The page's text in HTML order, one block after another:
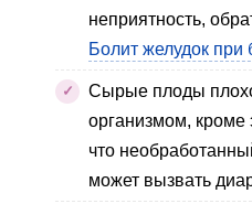
неприятность,
Болит желудок при
Сырые плоды
организмом, кроме
что
может вызвать